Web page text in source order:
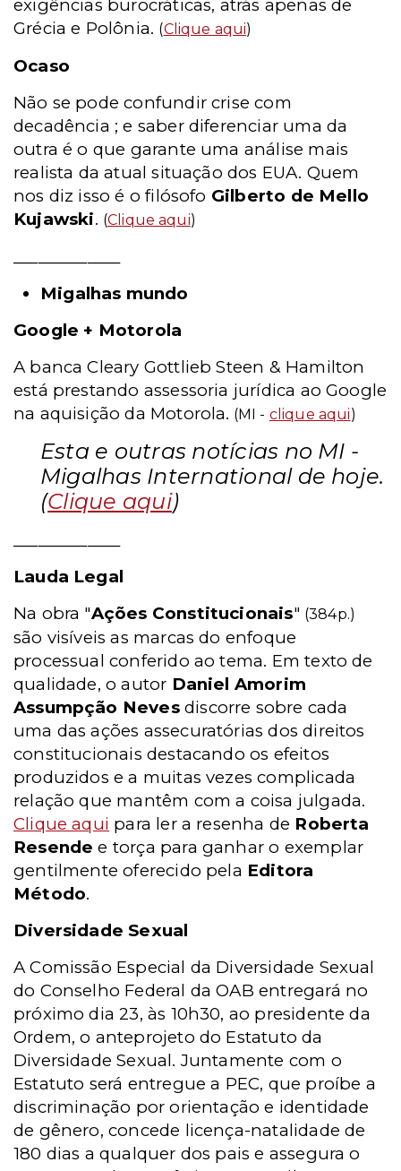
exigências burocráticas, atrás apenas de
Grécia e Polônia. (Clique aqui)
Ocaso
Não se pode confundir crise com
decadência ; e saber diferenciar uma da
outra é o que garante uma análise mais
realista da atual situação dos EUA. Quem
nos diz isso é o filósofo Gilberto de Mello
Kujawski. (Clique aqui)
Migalhas mundo
Google + Motorola
A banca Cleary Gottlieb Steen & Hamilton
está prestando assessoria jurídica ao Google
na aquisição da Motorola. (MI - clique aqui)
Esta e outras notícias no MI -
Migalhas International de hoje.
(Clique aqui)
Lauda Legal
Na obra "Ações Constitucionais" (384p.)
são visíveis as marcas do enfoque
processual conferido ao tema. Em texto de
qualidade, o autor Daniel Amorim
Assumpção Nevesdiscorre sobre cada
uma das ações assecuratórias dos direitos
constitucionais destacando os efeitos
produzidos e a muitas vezes complicada
relação que mantêm com a coisa julgada.
Clique aqui para ler a resenha de Roberta
Resende e torça para ganhar o exemplar
gentilmente oferecido pela Editora
Método.
Diversidade Sexual
A Comissão Especial da Diversidade Sexual
do Conselho Federal da OAB entregará no
próximo dia 23, às 10h30, ao presidente da
Ordem, o anteprojeto do Estatuto da
Diversidade Sexual. Juntamente com o
Estatuto será entregue a PEC, que proíbe a
discriminação por orientação e identidade
de gênero, concede licença-natalidade de
180 dias a qualquer dos pais e assegura o